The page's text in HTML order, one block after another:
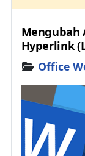
Mengubah
Hyperlink
Details
Office